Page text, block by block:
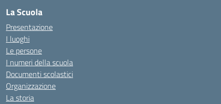
La Scuola
Presentazione
I luoghi
Le persone
I numeri della scuola
Documenti scolastici
Organizzazione
La storia